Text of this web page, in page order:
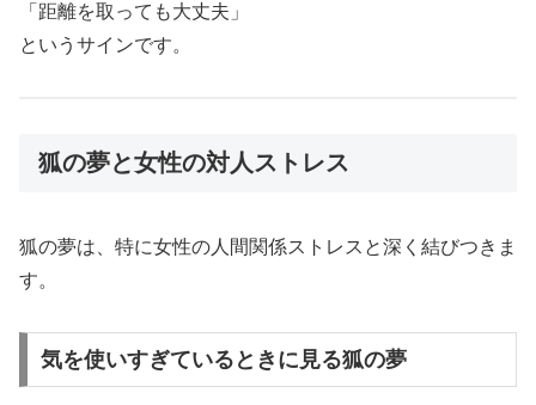
「距離を取っても大丈夫」
というサインです。
狐の夢と女性の対人ストレス
狐の夢は、特に女性の人間関係ストレスと深く結びつきま
す。
気を使いすぎているときに見る狐の夢